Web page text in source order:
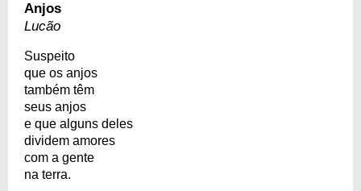
Anjos
Lucão
Suspeito
que os anjos
também têm
seus anjos
e que alguns deles
dividem amores
com a gente
na terra.